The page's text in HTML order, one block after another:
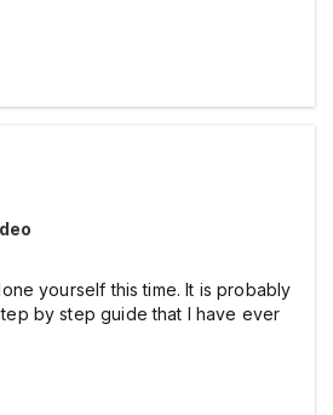
yourself this time. It is probably
by step guide that I have ever